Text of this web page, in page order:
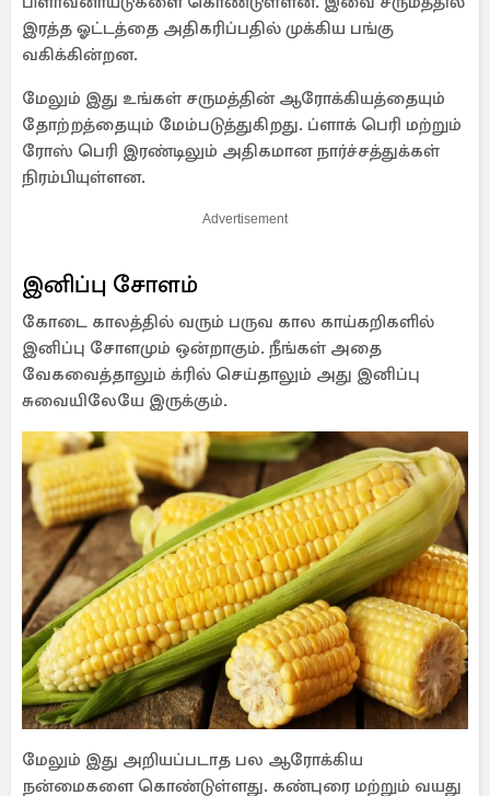
இரத்த ஓட்டத்தை அதிகரிப்பதில் முக்கிய பங்கு
வகிக்கின்றன.
மேலும் இது உங்கள் சருமத்தின் ஆரோக்கியத்தையும்
தோற்றத்தையும் மேம்படுத்துகிறது. ப்ளாக் பெரி மற்றும்
ரோஸ் பெரி இரண்டிலும் அதிகமான நார்ச்சத்துக்கள்
நிரம்பியுள்ளன.
Advertisement
இனிப்பு சோளம்
கோடை காலத்தில் வரும் பருவ கால காய்கறிகளில்
இனிப்பு சோளமும் ஒன்றாகும். நீங்கள் அதை
வேகவைத்தாலும் க்ரில் செய்தாலும் அது இனிப்பு
சுவையிலேயே இருக்கும்.
மேலும் இது அறியப்படாத பல ஆரோக்கிய
நன்மைகளை கொண்டுள்ளது. கண்புரை மற்றும் வயது